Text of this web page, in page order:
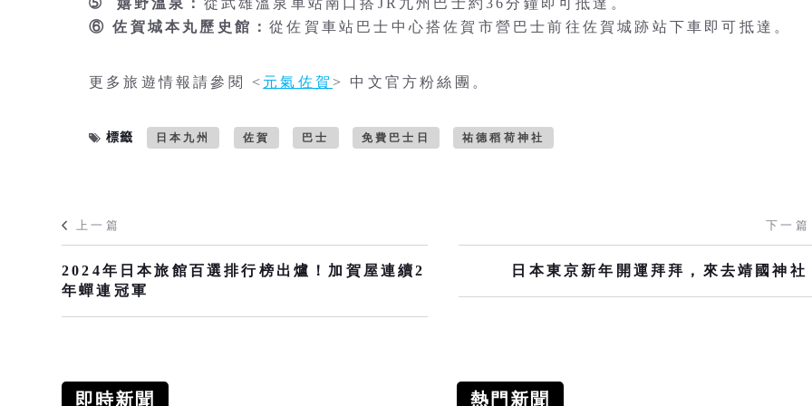
⑥ 佐賀城本丸歷史館：從佐賀車站巴士中心搭佐賀市營巴士前往佐賀城跡站下車即可抵達。
更多旅遊情報請參閱 < 元氣佐賀> 中文官方粉絲團。
標籤 日本九州 佐賀 巴士 免費巴士日 祐德稻荷神社
上一篇
2024年日本旅館百選排行榜出爐！加賀屋連續2
年蟬連冠軍
下一篇
日本東京新年開運拜拜，來去靖國神社
即時新聞 熱門新聞